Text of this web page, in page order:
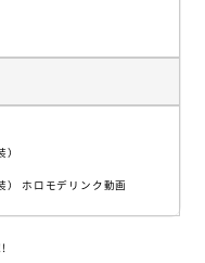
） ホロモデリンク動画